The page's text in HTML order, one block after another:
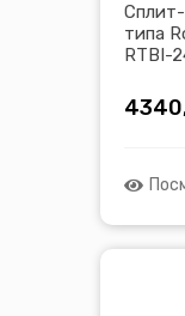
типа
RTBI-